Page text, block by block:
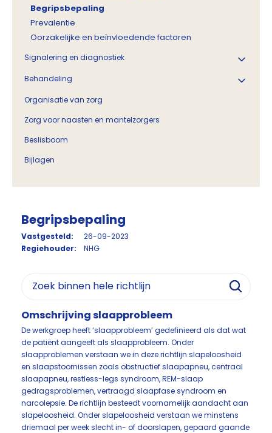
Begripsbepaling
Prevalentie
Oorzakelijke en beïnvloedende factoren
Signalering en diagnostiek
Behandeling
Organisatie van zorg
Zorg voor naasten en mantelzorgers
Beslisboom
Bijlagen
Begripsbepaling
Vastgesteld:
26-09-2023
Regiehouder:
NHG
Omschrijving slaapprobleem
De werkgroep heeft ‘slaapprobleem’ gedefinieerd als dat wat
de patiënt aangeeft als slaapprobleem. Onder
slaapproblemen verstaan we in deze richtlijn slapeloosheid
en slaapstoornissen zoals obstructief slaapapneu, centraal
slaapapneu, restless-legs syndroom, REM-slaap
gedragsproblemen, vertraagd slaapfase syndroom en
narcolepsie. De richtlijn besteedt voornamelijk aandacht aan
slapeloosheid. Onder slapeloosheid verstaan we minstens
driemaal per week slecht in- of doorslapen, gepaard gaande